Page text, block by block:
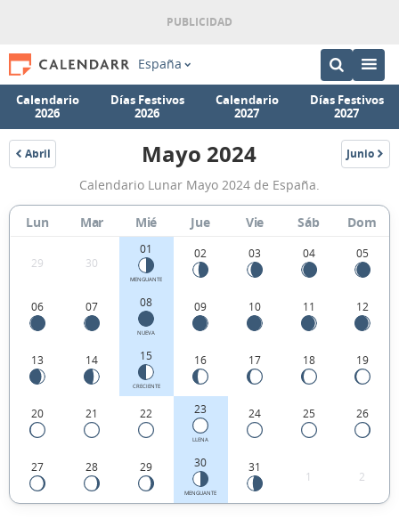
España
Calendario
2026
Días Festivos
2026
Calendario
2027
Días Festivos
2027
Abril
2024
Calendario
Lunar
Mayo
2024
de
España.
Mayo 2024 Junio
2024
Calendario Lunar Mayo 2024 de España.
Lun Mar Mié Jue Vie Sáb Dom
29 30
01
MENGUANTE
02 03 04 05
06 07 08
NUEVA
09 10 11 12
13 14 15
CRECIENTE
16 17 18 19
20 21 22 23
LLENA
24 25 26
27 28 29 30
MENGUANTE
31
1 2